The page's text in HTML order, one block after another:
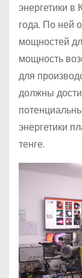
энергетики в
года. По ней
мощностей
мощность
для
должны
энергетики
тенге.